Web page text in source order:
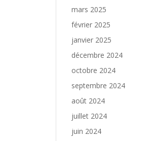
mars 2025
février 2025
janvier 2025
décembre 2024
octobre 2024
septembre 2024
août 2024
juillet 2024
juin 2024